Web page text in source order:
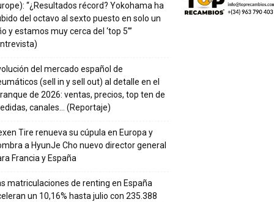
“¿Resultados récord? Yokohama ha
del octavo al sexto puesto en solo un
y estamos muy cerca del ‘top 5’”
del mercado español de
(sell in y sell out) al detalle en el
de 2026: ventas, precios, top ten de
canales… (Reportaje)
Tire renueva su cúpula en Europa y
a HyunJe Cho nuevo director general
Francia y España
matriculaciones de renting en España
un 10,16% hasta julio con 235.388